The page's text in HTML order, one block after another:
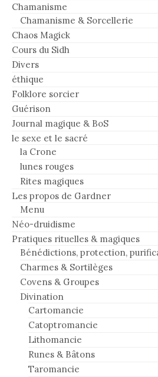
Chamanisme
Chamanisme & Sorcellerie
Chaos Magick
Cours du Sidh
Divers
éthique
Folklore sorcier
Guérison
Journal magique & BoS
le sexe et le sacré
la Crone
lunes rouges
Rites magiques
Les propos de Gardner
Menu
Néo-druidisme
Pratiques rituelles & magiques
Bénédictions, protection,
Charmes & Sortilèges
Covens & Groupes
Divination
Cartomancie
Catoptromancie
Lithomancie
Runes & Bâtons
Taromancie